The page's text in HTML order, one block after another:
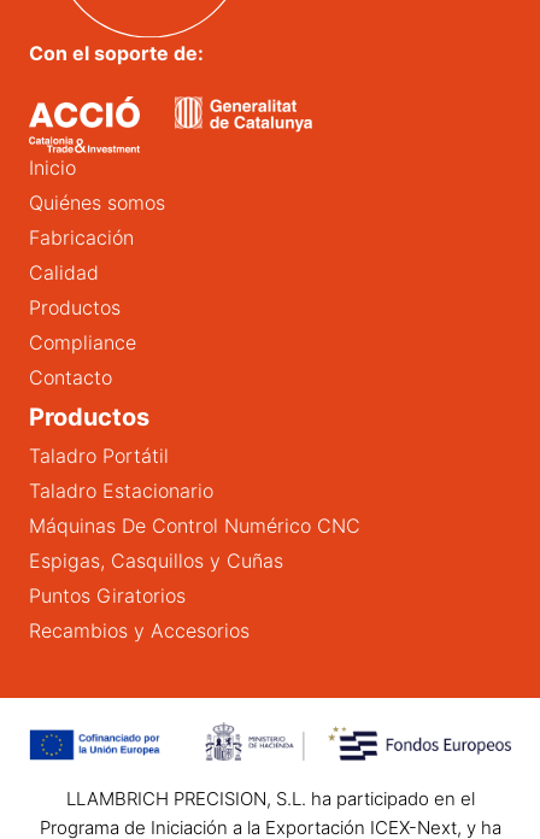
Con el soporte de:
Inicio
Quiénes somos
Fabricación
Calidad
Productos
Compliance
Contacto
Productos
Taladro Portátil
Taladro Estacionario
Máquinas De Control Numérico CNC
Espigas, Casquillos y Cuñas
Puntos Giratorios
Recambios y Accesorios
LLAMBRICH PRECISION, S.L. ha participado en el
Programa de Iniciación a la Exportación ICEX-Next, y ha